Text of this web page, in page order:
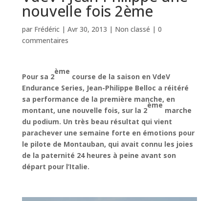
nouvelle fois 2ème
par Frédéric| Avr 30, 2013 | Non classé | 0
commentaires
Pour sa 2
ème
course de la saison en VdeV
Endurance Series, Jean-Philippe Belloc a réitéré
sa performance de la première manche, en
montant, une nouvelle fois, sur la 2
ème
marche
du podium. Un très beau résultat qui vient
parachever une semaine forte en émotions pour
le pilote de Montauban, qui avait connu les joies
de la paternité 24 heures à peine avant son
départ pour l’Italie.